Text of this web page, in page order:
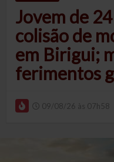
Jovem de
colisão de
em Birigui;
ferimentos
09/08/26 às 07h58